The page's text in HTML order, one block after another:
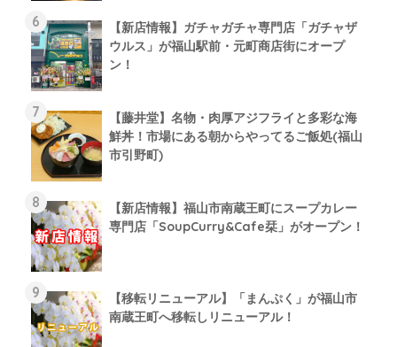
【新店情報】ガチャガチャ専門店「ガチャザ
ウルス」が福山駅前・元町商店街にオープ
ン！
【藤井堂】名物・肉厚アジフライと多彩な海
鮮丼！市場にある朝からやってるご飯処(福山
市引野町)
【新店情報】福山市南蔵王町にスープカレー
専門店「SoupCurry&Cafe栞」がオープン！
【移転リニューアル】「まんぷく」が福山市
南蔵王町へ移転しリニューアル！